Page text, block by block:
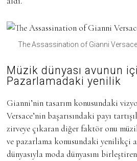
The Assassination of Gianni
Müzik dünyası avunun
Pazarlamadaki yenilik
Gianni’nin tasarım konusundaki
Versace’nin başarısındaki payı
zirveye çıkaran diğer faktör onu
ve pazarlama konusundaki yenilikçi
dünyasıyla moda dünyasını